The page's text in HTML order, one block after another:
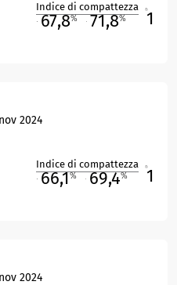
Indice di compattezza
67,8% 71,8% 1
2024
Indice di compattezza
66,1% 69,4% 1
2024